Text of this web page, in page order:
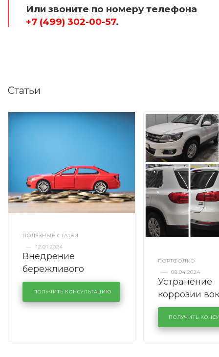
Или звоните по номеру телефона
+7 (499) 302-00-57.
Статьи
ПОЛЕЗНЫЕ СТАТЬИ
—
12.01.2024
Внедрение
бережливого
производства в
кузовном сервисе
KUTUZOVV
ПОЛУЧИТЬ КОНСУЛЬТАЦИЮ
ПОРТФОЛИО
—
08.04.2024
Устранение
коррозии
лобового
районе
Volkswagen
ПОЛУЧИТЬ